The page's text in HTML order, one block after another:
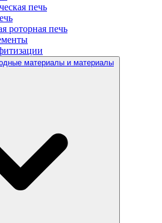
печь
роторная печь
материалы и материалы